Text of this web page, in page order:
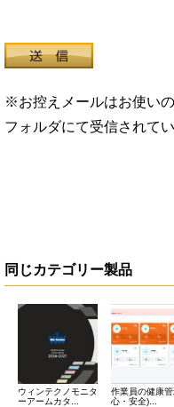
※お控えメールはお使い
フォルダにて受信されて
同じカテゴリー製品
ウィンテクノモニタ
ーアームカタ...
作業員の健康
心・安全)...